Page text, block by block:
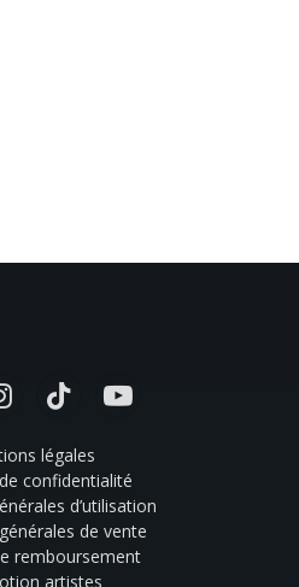
TikTok YouTube
légales
confidentialité
d’utilisation
de vente
remboursement
artistes